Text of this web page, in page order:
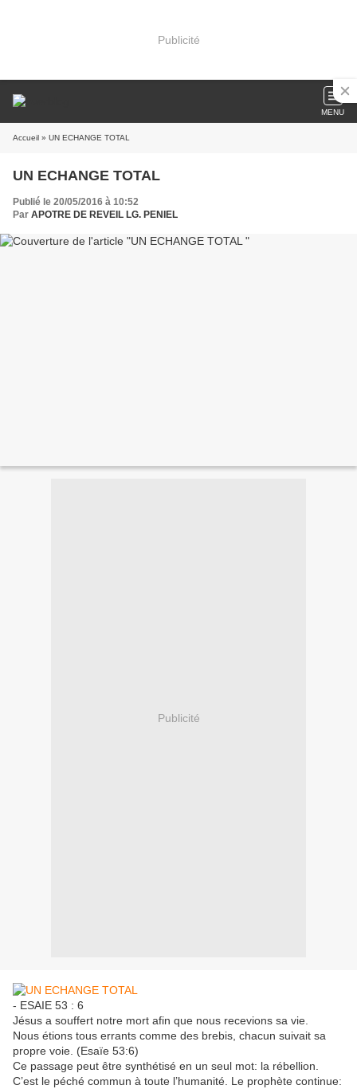
Publicité
MENU
Accueil » UN ECHANGE TOTAL
UN ECHANGE TOTAL
Publié le 20/05/2016 à 10:52
Par APOTRE DE REVEIL LG. PENIEL
Publicité
- ESAIE 53 : 6
Jésus a souffert notre mort afin que nous recevions sa vie.
Nous étions tous errants comme des brebis, chacun suivait sa
propre voie. (Esaïe 53:6)
Ce passage peut être synthétisé en un seul mot: la rébellion.
C’est le péché commun à toute l’humanité. Le prophète continue: